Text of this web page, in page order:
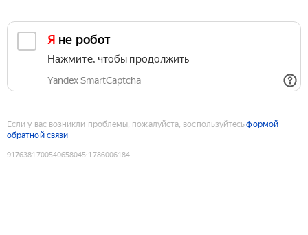
Я не робот
Нажмите, чтобы продолжить
Yandex SmartCaptcha
Если у вас возникли проблемы, пожалуйста, воспользуйтесьформой
обратной связи
9176381700540658045:1786006184